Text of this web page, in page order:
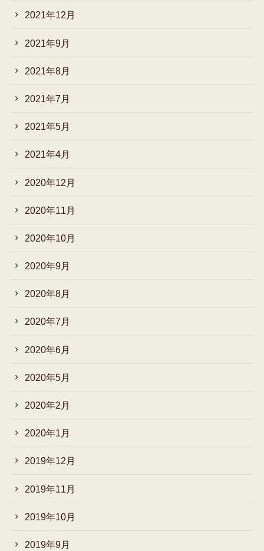
2021年12月
2021年9月
2021年8月
2021年7月
2021年5月
2021年4月
2020年12月
2020年11月
2020年10月
2020年9月
2020年8月
2020年7月
2020年6月
2020年5月
2020年2月
2020年1月
2019年12月
2019年11月
2019年10月
2019年9月